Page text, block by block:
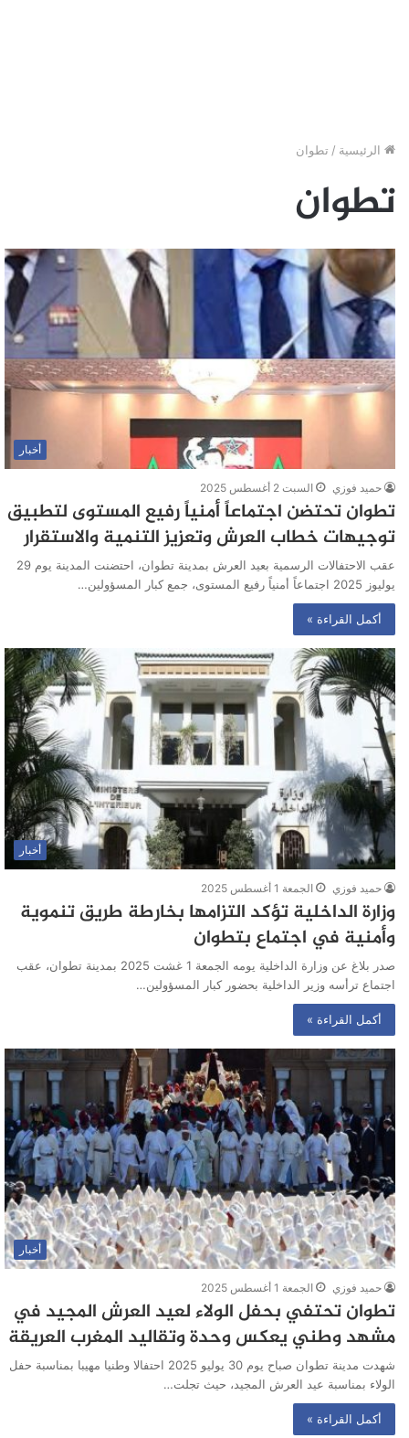
الرئيسية / تطوان
تطوان
أخبار
حميد فوزي السبت 2 أغسطس 2025
تطوان تحتضن اجتماعاً أمنياً رفيع المستوى لتطبيق
توجيهات خطاب العرش وتعزيز التنمية والاستقرار
عقب الاحتفالات الرسمية بعيد العرش بمدينة تطوان، احتضنت المدينة يوم 29
يوليوز 2025 اجتماعاً أمنياً رفيع المستوى، جمع كبار المسؤولين…
أكمل القراءة »
أخبار
حميد فوزي الجمعة 1 أغسطس 2025
وزارة الداخلية تؤكد التزامها بخارطة طريق تنموية
وأمنية في اجتماع بتطوان
صدر بلاغ عن وزارة الداخلية يومه الجمعة 1 غشت 2025 بمدينة تطوان، عقب
اجتماع ترأسه وزير الداخلية بحضور كبار المسؤولين…
أكمل القراءة »
أخبار
حميد فوزي الجمعة 1 أغسطس 2025
تطوان تحتفي بحفل الولاء لعيد العرش المجيد في
مشهد وطني يعكس وحدة وتقاليد المغرب العريقة
شهدت مدينة تطوان صباح يوم 30 يوليو 2025 احتفالا وطنيا مهيبا بمناسبة حفل
الولاء بمناسبة عيد العرش المجيد، حيث تجلت…
أكمل القراءة »